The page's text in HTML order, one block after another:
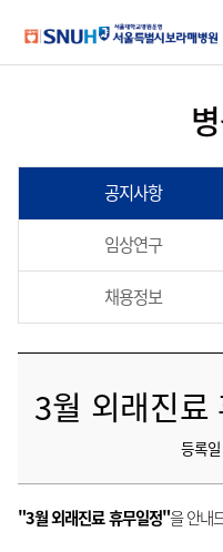
공지사항
임상연구
채용정보
3월 외래진
등록일
"3월 외래진료 휴무일정"을 안내